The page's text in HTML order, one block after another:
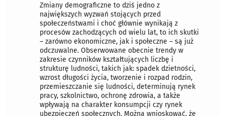
Zmiany demograficzne to dziś jedno z
największych wyzwań stojących przed
społeczeństwami i choć głównie wynikają z
procesów zachodzących od wielu lat, to ich skutki
– zarówno ekonomiczne, jak i społeczne – są już
odczuwalne. Obserwowane obecnie trendy w
zakresie czynników kształtujących liczbę i
strukturę ludności, takich jak: spadek dzietności,
wzrost długości życia, tworzenie i rozpad rodzin,
przemieszczanie się ludności, determinują rynek
pracy, szkolnictwo, ochronę zdrowia, a także
wpływają na charakter konsumpcji czy rynek
ubezpieczeń społecznych. Można wnioskować, że